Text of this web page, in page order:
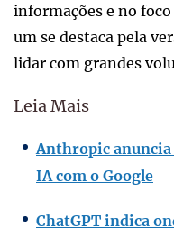
informações e no
um se destaca pela
lidar com grandes
Leia Mais
Anthropic
IA com o Google
ChatGPT indica